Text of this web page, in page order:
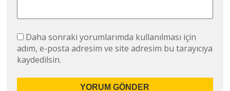
Daha sonraki yorumlarımda kullanılması için
adım, e-posta adresim ve site adresim bu tarayıcıya
kaydedilsin.